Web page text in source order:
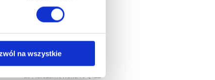
na wszystkie
Kontakt
Empik S.A
ul. Marszałkowska 104/122